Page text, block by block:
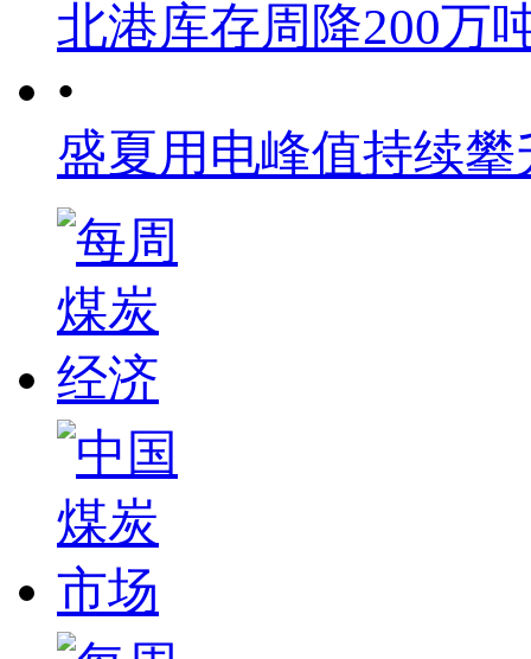
北港库存周降200万
•
盛夏用电峰值持续